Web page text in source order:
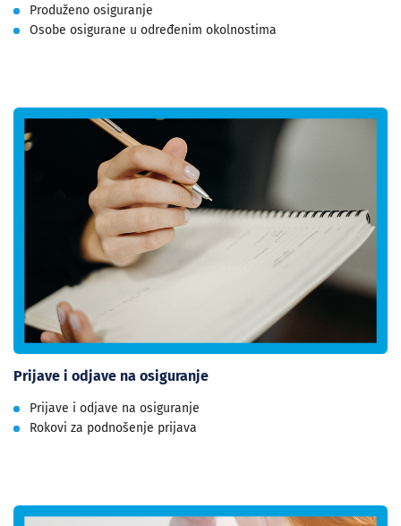
Produženo osiguranje
Osobe osigurane u određenim okolnostima
Prijave i odjave na osiguranje
Prijave i odjave na osiguranje
Rokovi za podnošenje prijava